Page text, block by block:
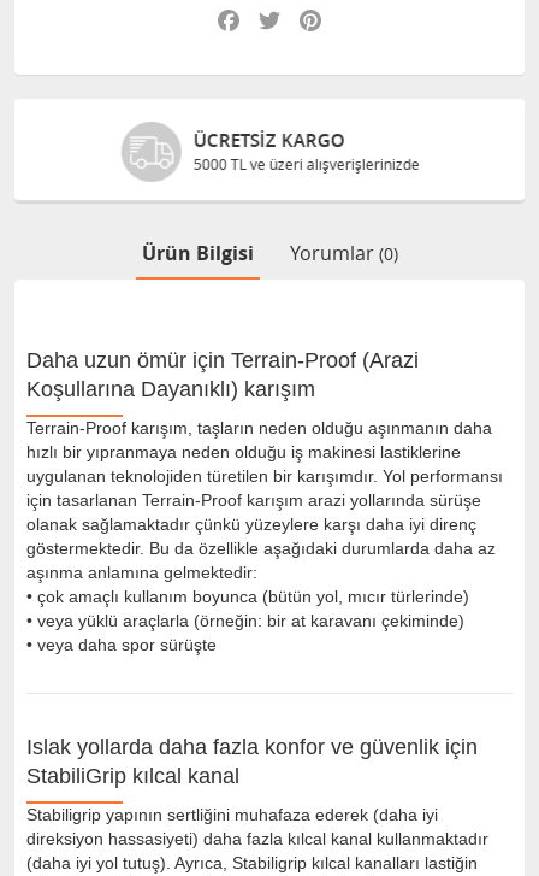
Facebook
Twitter
ÜCRETSIZ KARGO
5000 TL ve üzeri alışverişlerinizde
Ürün Bilgisi Yorumlar (0)
Daha uzun ömür için Terrain-Proof (Arazi
Koşullarına Dayanıklı) karışım
Terrain-Proof karışım, taşların neden olduğu aşınmanın daha
hızlı bir yıpranmaya neden olduğu iş makinesi lastiklerine
uygulanan teknolojiden türetilen bir karışımdır. Yol performansı
için tasarlanan Terrain-Proof karışım arazi yollarında sürüşe
olanak sağlamaktadır çünkü yüzeylere karşı daha iyi direnç
göstermektedir. Bu da özellikle aşağıdaki durumlarda daha az
aşınma anlamına gelmektedir:
• çok amaçlı kullanım boyunca (bütün yol, mıcır türlerinde)
• veya yüklü araçlarla (örneğin: bir at karavanı çekiminde)
• veya daha spor sürüşte
Islak yollarda daha fazla konfor ve güvenlik için
StabiliGrip kılcal kanal
Stabiligrip yapının sertliğini muhafaza ederek (daha iyi
direksiyon hassasiyeti) daha fazla kılcal kanal kullanmaktadır
(daha iyi yol tutuş). Ayrıca, Stabiligrip kılcal kanalları lastiğin